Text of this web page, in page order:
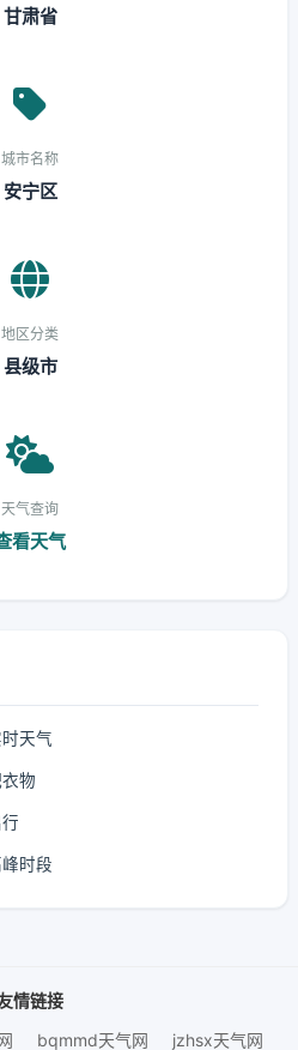
甘肃省
城市名称
安宁区
地区分类
县级市
天气查询
看天气
天气
物
时段
情链接
bqmmd天气网 jzhsx天气网